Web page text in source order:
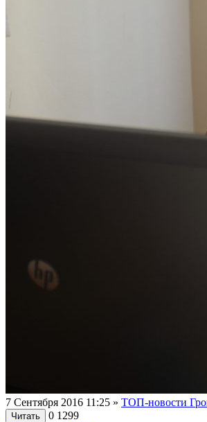
7 Сентября 2016 11:25 » ТОП-новости
Читать 0 1299